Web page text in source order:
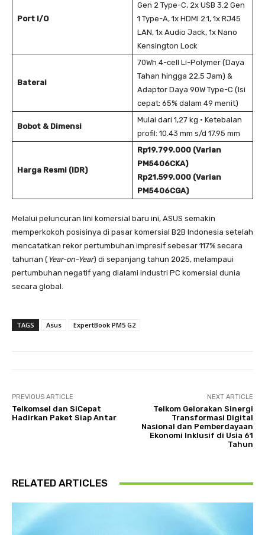
Port I/O
Gen 2 Type-C, 2x USB 3.2 Gen
1 Type-A, 1x HDMI 2.1, 1x RJ45
LAN, 1x Audio Jack, 1x Nano
Kensington Lock
Baterai
70Wh 4-cell Li-Polymer (Daya
Tahan hingga 22,5 Jam) &
Adaptor Daya 90W Type-C (Isi
cepat: 65% dalam 49 menit)
Bobot & Dimensi
Mulai dari 1,27 kg • Ketebalan
profil: 10.43 mm s/d 17.95 mm
Harga Resmi (IDR)
Rp19.799.000 (Varian
PM5406CKA)
Rp21.599.000 (Varian
PM5406CGA)
Melalui peluncuran lini komersial baru ini, ASUS semakin
memperkokoh posisinya di pasar komersial B2B Indonesia setelah
mencatatkan rekor pertumbuhan impresif sebesar 117% secara
tahunan (Year-on-Year) di sepanjang tahun 2025, melampaui
pertumbuhan negatif yang dialami industri PC komersial dunia
secara global.
TAGS Asus ExpertBook PM5 G2
PREVIOUS ARTICLE
Telkomsel dan SiCepat
Hadirkan Paket Siap Antar
NEXT ARTICLE
Telkom Gelorakan Sinergi
Transformasi Digital
Nasional dan Pemberdayaan
Ekonomi Inklusif di Usia 61
Tahun
RELATED ARTICLES